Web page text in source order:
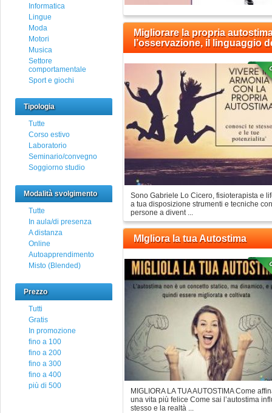
Informatica
Lingue
Moda
Motori
Musica
Settore
comportamentale
Sport e giochi
Tipologia
Tutte
Corso estivo
Laboratorio
Seminario/convegno
Soggiorno studio
Modalità svolgimento
Tutte
In aula/di presenza
A distanza
Online
Autoapprendimento
Misto (Blended)
Prezzo
Tutti
Gratis
In promozione
fino a 100
fino a 200
fino a 300
fino a 400
più di 500
Migliorare la propria
l’osservazione, il linguaggio
Sono Gabriele Lo Cicero, fisioterapista e
a tua disposizione strumenti e tecniche
persone a divent ...
MIgliora la tua Autostima
MIGLIORA LA TUA AUTOSTIMA Come
una vita più felice Come sai l’autostima
stesso e la realtà ...